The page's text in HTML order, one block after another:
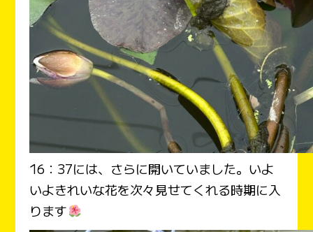
16：37には、さらに開いていました。いよ
いよきれいな花を次々見せてくれる時期に入
ります